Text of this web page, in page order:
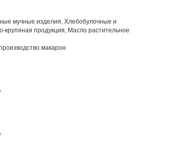
мучные изделия, Хлебобулочные и
крупяная продукция, Масло растительное
макарон